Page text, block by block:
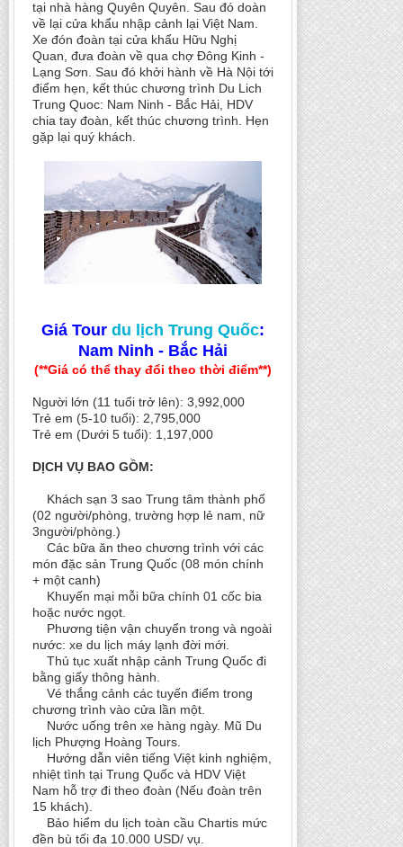
tại nhà hàng Quyên Quyên. Sau đó doàn
về lại cửa khẩu nhập cảnh lại Việt Nam.
Xe đón đoàn tại cửa khẩu Hữu Nghị
Quan, đưa đoàn về qua chợ Đông Kinh -
Lạng Sơn. Sau đó khởi hành về Hà Nội tới
điểm hẹn, kết thúc chương trình Du Lich
Trung Quoc: Nam Ninh - Bắc Hải, HDV
chia tay đoàn, kết thúc chương trình. Hẹn
gặp lại quý khách.
Giá Tour du lịch Trung Quốc:
Nam Ninh - Bắc Hải
(**Giá có thể thay đổi theo thời điểm**)
Người lớn (11 tuổi trở lên): 3,992,000
Trẻ em (5-10 tuổi): 2,795,000
Trẻ em (Dưới 5 tuổi): 1,197,000
DỊCH VỤ BAO GỒM:
Khách sạn 3 sao Trung tâm thành phố
(02 ng­­ười/phòng, trường hợp lẻ nam, nữ
3ng­­ười/phòng.)
Các bữa ăn theo ch­ư­ơng trình với các
món đặc sản Trung Quốc (08 món chính
+ một canh)
Khuyến mại mỗi bữa chính 01 cốc bia
hoặc nước ngọt.
Ph­­­ương tiện vận chuyển trong và ngoài
nước: xe du lịch máy lạnh đời mới.
Thủ tục xuất nhập cảnh Trung Quốc đi
bằng giấy thông hành.
Vé thắng cảnh các tuyến điểm trong
chương trình vào cửa lần một.
Nước uống trên xe hàng ngày. Mũ Du
lịch Phượng Hoàng Tours.
H­­­ướng dẫn viên tiếng Việt kinh nghiệm,
nhiệt tình tại Trung Quốc và HDV Việt
Nam hỗ trợ đi theo đoàn (Nếu đoàn trên
15 khách).
Bảo hiểm du lịch toàn cầu Chartis mức
đền bù tối đa 10.000 USD/ vụ.